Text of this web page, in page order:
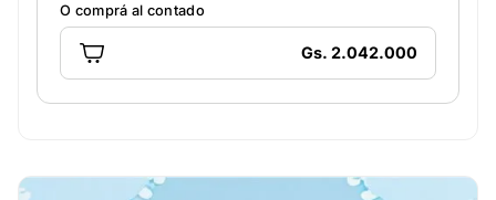
O comprá al contado
Gs. 2.042.000